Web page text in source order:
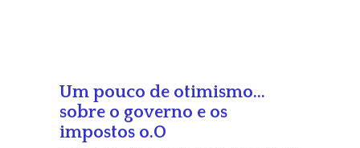
Um pouco de otimismo…
sobre o governo e os
impostos o.O